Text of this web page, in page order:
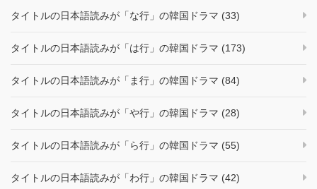
タイトルの日本語読みが「な行」の韓国ドラマ (33)
タイトルの日本語読みが「は行」の韓国ドラマ (173)
タイトルの日本語読みが「ま行」の韓国ドラマ (84)
タイトルの日本語読みが「や行」の韓国ドラマ (28)
タイトルの日本語読みが「ら行」の韓国ドラマ (55)
タイトルの日本語読みが「わ行」の韓国ドラマ (42)